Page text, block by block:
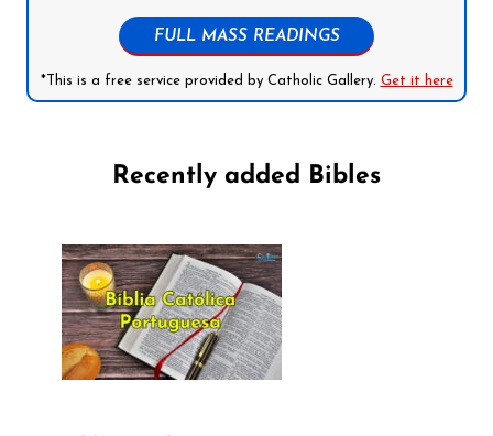
FULL MASS READINGS
*This is a free service provided by Catholic Gallery. Get it here
Recently added Bibles